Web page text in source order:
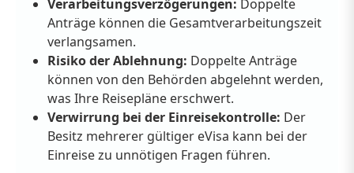
Verarbeitungsverzögerungen: Doppelte
Anträge können die Gesamtverarbeitungszeit
verlangsamen.
Risiko der Ablehnung: Doppelte Anträge
können von den Behörden abgelehnt werden,
was Ihre Reisepläne erschwert.
Verwirrung bei der Einreisekontrolle: Der
Besitz mehrerer gültiger eVisa kann bei der
Einreise zu unnötigen Fragen führen.